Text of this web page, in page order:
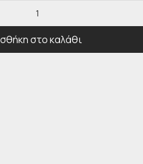
στο καλάθι